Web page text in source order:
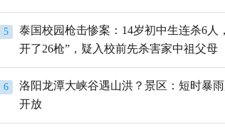
5
泰国校园枪击惨案：14岁初中生连杀6人
开了26枪”，疑入校前先杀害家中祖父母
6
洛阳龙潭大峡谷遇山洪？景区：短时暴
开放